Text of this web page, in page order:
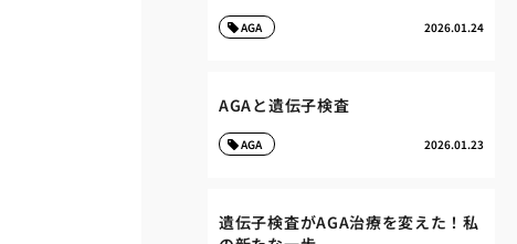
2026.01.24
AGA
AGAと遺伝子検査
2026.01.23
AGA
遺伝子検査がAGA治療を変えた！私